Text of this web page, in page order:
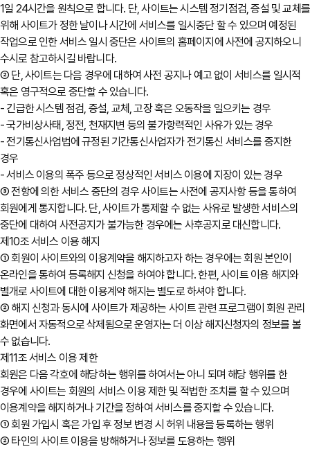
1일 24시간을 원칙으로 합니다. 단, 사이트는 시스템 정기점검, 증설 및 교체를
위해 사이트가 정한 날이나 시간에 서비스를 일시중단 할 수 있으며 예정된
작업으로 인한 서비스 일시 중단은 사이트의 홈페이지에 사전에 공지하오니
수시로 참고하시길 바랍니다.
② 단, 사이트는 다음 경우에 대하여 사전 공지나 예고 없이 서비스를 일시적
혹은 영구적으로 중단할 수 있습니다.
- 긴급한 시스템 점검, 증설, 교체, 고장 혹은 오동작을 일으키는 경우
- 국가비상사태, 정전, 천재지변 등의 불가항력적인 사유가 있는 경우
- 전기통신사업법에 규정된 기간통신사업자가 전기통신 서비스를 중지한
경우
- 서비스 이용의 폭주 등으로 정상적인 서비스 이용에 지장이 있는 경우
③ 전항에 의한 서비스 중단의 경우 사이트는 사전에 공지사항 등을 통하여
회원에게 통지합니다. 단, 사이트가 통제할 수 없는 사유로 발생한 서비스의
중단에 대하여 사전공지가 불가능한 경우에는 사후공지로 대신합니다.
제10조 서비스 이용 해지
① 회원이 사이트와의 이용계약을 해지하고자 하는 경우에는 회원 본인이
온라인을 통하여 등록해지 신청을 하여야 합니다. 한편, 사이트 이용 해지와
별개로 사이트에 대한 이용계약 해지는 별도로 하셔야 합니다.
② 해지 신청과 동시에 사이트가 제공하는 사이트 관련 프로그램이 회원 관리
화면에서 자동적으로 삭제됨으로 운영자는 더 이상 해지신청자의 정보를 볼
수 없습니다.
제11조 서비스 이용 제한
회원은 다음 각호에 해당하는 행위를 하여서는 아니 되며 해당 행위를 한
경우에 사이트는 회원의 서비스 이용 제한 및 적법한 조치를 할 수 있으며
이용계약을 해지하거나 기간을 정하여 서비스를 중지할 수 있습니다.
① 회원 가입시 혹은 가입 후 정보 변경 시 허위 내용을 등록하는 행위
② 타인의 사이트 이용을 방해하거나 정보를 도용하는 행위